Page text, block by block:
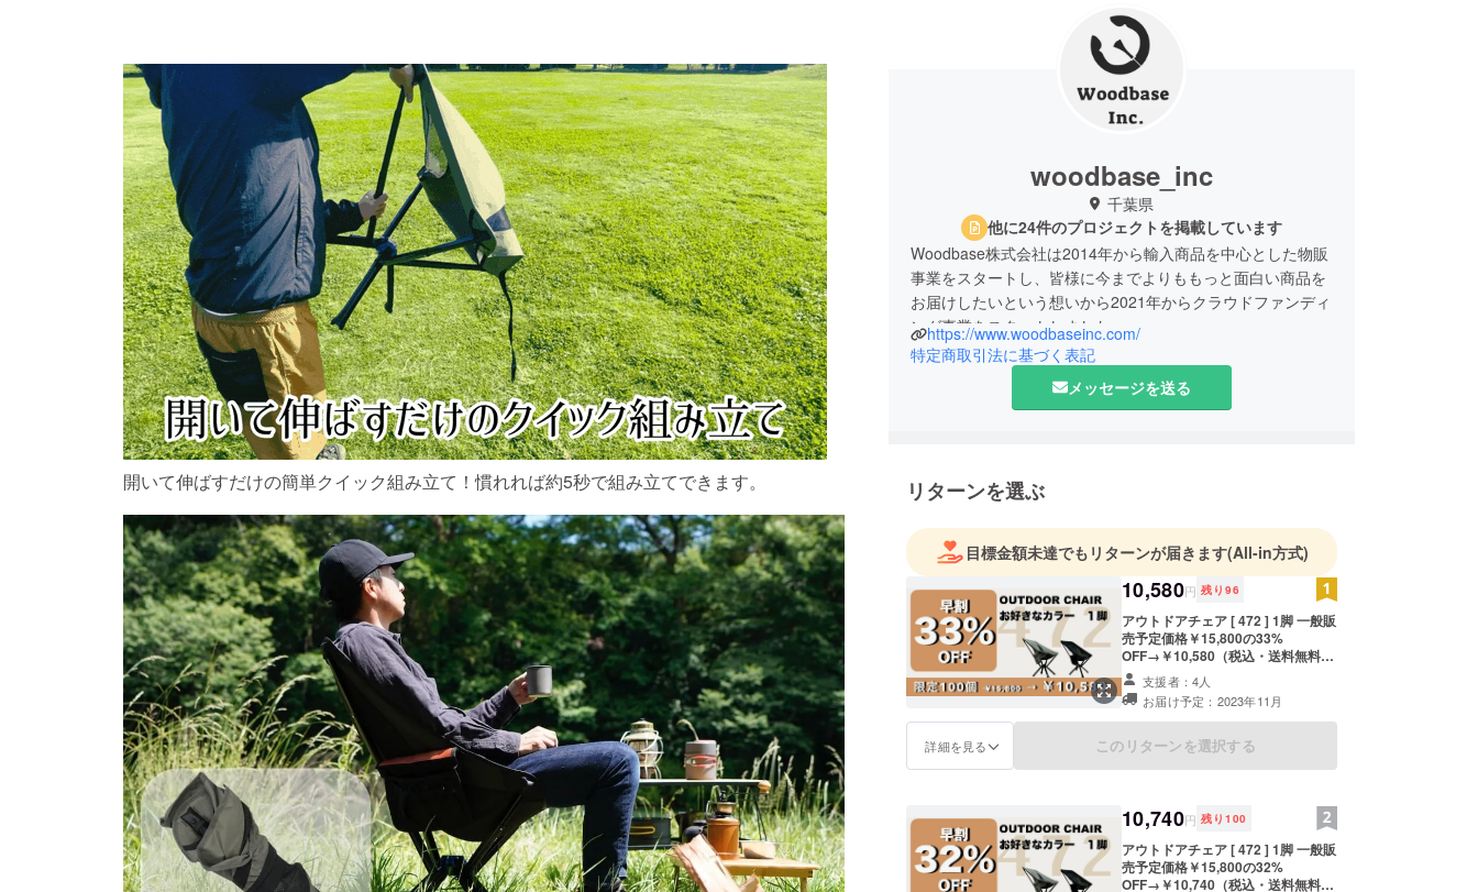
開いて伸ばすだけの簡単クイック組み立て！慣れれば約5秒で組み立てできます。
woodbase_inc
千葉県
他に24件のプロジェクトを掲載しています
Woodbase株式会社は2014年から輸入商品を中心とした物販
事業をスタートし、皆様に今までよりももっと面白い商品を
お届けしたいという想いから2021年からクラウドファンディ
ング事業をスタートしました。
https://www.woodbaseinc.com/
特定商取引法に基づく表記
メッセージを送る
リターンを選ぶ
目標金額未達でもリターンが届きます(All-in方式)
10,580円 残り 96
アウトドアチェア [ 472 ] 1脚 一般販
売予定価格￥15,800の33%
OFF→￥10,580（税込・送料無料）
お好きな色をお選び下さい。 ご支援
が予想よりも超えた場合など市販価
格が変更となる場合がございます。
デザイン・仕様は変更になる可能性
もございます。ご了承ください。 ご
支援者：4人
お届け予定：2023年11月
詳細を見る このリターンを選択する
10,740円 残り 100
アウトドアチェア [ 472 ] 1脚 一般販
売予定価格￥15,800の32%
OFF→￥10,740（税込・送料無料）